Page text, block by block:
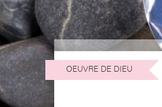
OEUVRE DE DIEU